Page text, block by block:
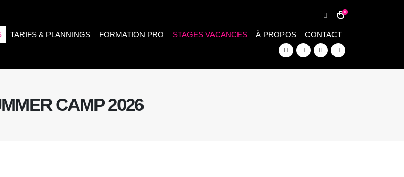
0
TARIFS & PLANNINGS FORMATION PRO STAGES VACANCES À PROPOS CONTACT
CAMP 2026